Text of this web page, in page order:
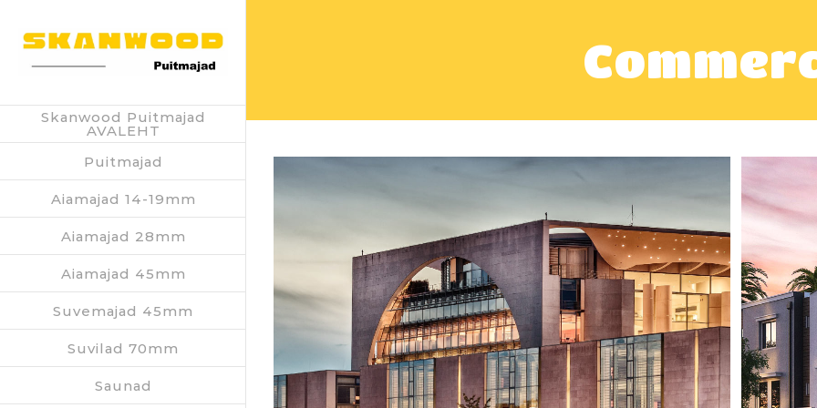
content
Skanwood Puitmajad
AVALEHT
Puitmajad
Aiamajad 14-19mm
Aiamajad 28mm
Aiamajad 45mm
Suvemajad 45mm
Suvilad 70mm
Saunad